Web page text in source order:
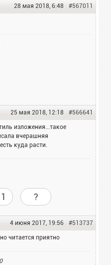
#567011
28 мая 2018, 6:48
#566641
25 мая 2018, 12:18
изложения...такое
вчерашняя
куда расти.
1 ?
#513737
4 июня 2017, 19:56
читается приятно